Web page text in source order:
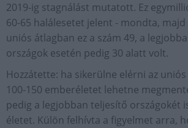
2019-ig stagnálást mutatott. Ez
60-65 halálesetet jelent - mondta, majd
uniós átlagban ez a szám 49, a
országok esetén pedig 30 alatt volt.
Hozzátette: ha sikerülne elérni az
100-150 emberéletet lehetne
pedig a legjobban teljesítő országokét
életet. Külön felhívta a figyelmet arra,